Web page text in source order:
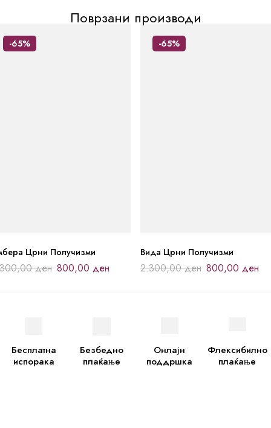
Поврзани производи
-65%
Црни Получизми
ден 800,00 ден
-65%
Вида Црни Получизми
2.300,00ден 800,00 ден
Бесплатна
испорака
Безбедно
плаќање
Онлајн
поддршка
Флексибилно
плаќање